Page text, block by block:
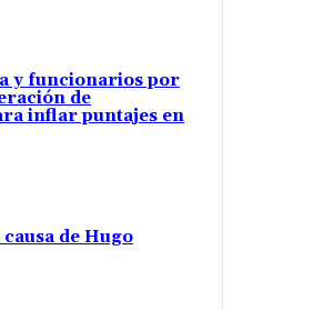
y funcionarios por
de
inflar puntajes en
de Hugo